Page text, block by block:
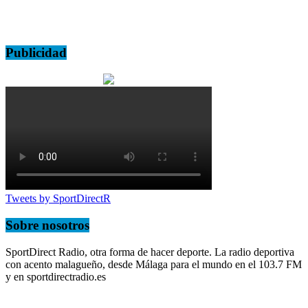
Publicidad
Tweets by SportDirectR
Sobre nosotros
SportDirect Radio, otra forma de hacer deporte. La radio deportiva
con acento malagueño, desde Málaga para el mundo en el 103.7 FM
y en sportdirectradio.es